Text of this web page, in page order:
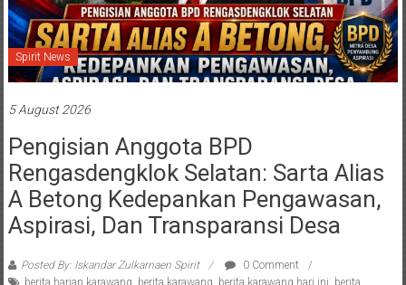
Spirit News
5 August 2026
Pengisian Anggota BPD
Rengasdengklok Selatan: Sarta Alias
A Betong Kedepankan Pengawasan,
Aspirasi, Dan Transparansi Desa
Posted By: Iskandar Zulkarnaen Spirit
0 Comment